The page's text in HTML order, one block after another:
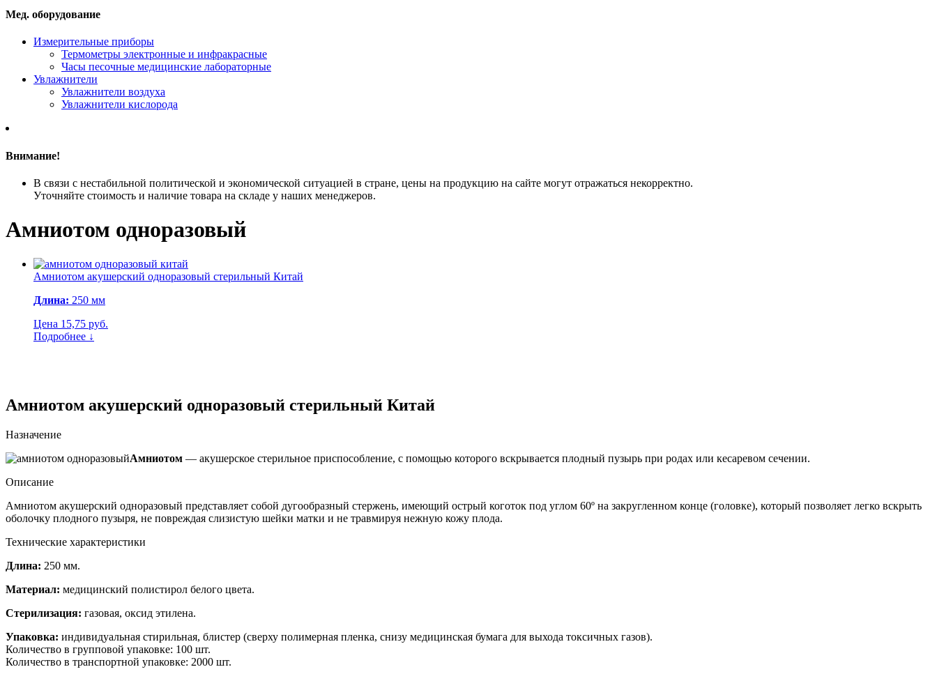
Мед. оборудование
Измерительные приборы
Термометры электронные и инфракрасные
Часы песочные медицинские лабораторные
Увлажнители
Увлажнители воздуха
Увлажнители кислорода
Внимание!
В связи с нестабильной политической и экономической ситуацией в стране, цены на продукцию на сайте могут отражаться некорректно.
Уточняйте стоимость и наличие товара на складе у наших менеджеров.
Амниотом одноразовый
Амниотом акушерский одноразовый стерильный Китай
Длина: 250 мм
Цена 15,75 руб.
Подробнее ↓
Амниотом акушерский одноразовый стерильный Китай
Назначение
Амниотом — акушерское стерильное приспособление, с помощью которого вскрывается плодный пузырь при родах или кесаревом сечении.
Описание
Амниотом акушерский одноразовый представляет собой дугообразный стержень, имеющий острый коготок под углом 60º на закругленном конце (головке), который позволяет легко вскрыть
оболочку плодного пузыря, не повреждая слизистую шейки матки и не травмируя нежную кожу плода.
Технические характеристики
Длина: 250 мм.
Материал: медицинский полистирол белого цвета.
Стерилизация: газовая, оксид этилена.
Упаковка: индивидуальная стирильная, блистер (сверху полимерная пленка, снизу медицинская бумага для выхода токсичных газов).
Количество в групповой упаковке: 100 шт.
Количество в транспортной упаковке: 2000 шт.